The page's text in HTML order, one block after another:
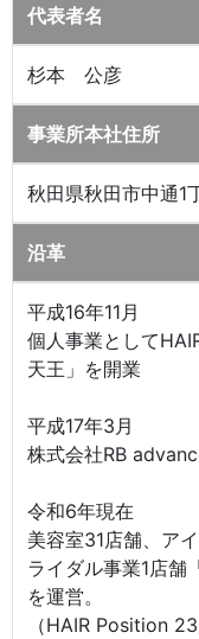
代表者名
杉本 公彦
事業所本社住所
秋田県秋田市中通1
沿革
平成16年11月
個人事業として
天王」を開業
平成17年3月
株式会社RB
令和6年現在
美容室31店舗、ア
ライダル事業1店舗
を運営。
（HAIR Position